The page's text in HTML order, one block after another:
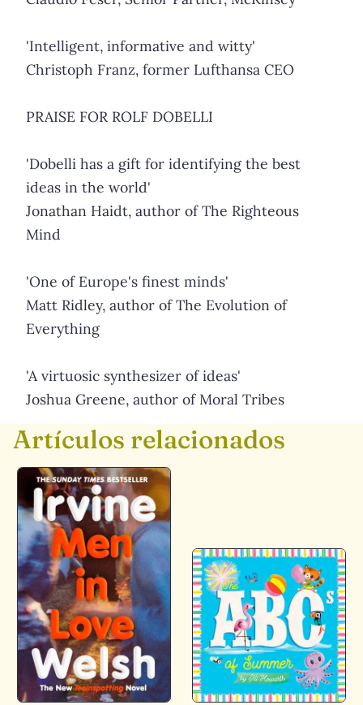
'Intelligent, informative and witty'
Christoph Franz, former Lufthansa CEO
PRAISE FOR ROLF DOBELLI
'Dobelli has a gift for identifying the best
ideas in the world'
Jonathan Haidt, author of The Righteous
Mind
'One of Europe's finest minds'
Matt Ridley, author of The Evolution of
Everything
'A virtuosic synthesizer of ideas'
Joshua Greene, author of Moral Tribes
Artículos relacionados